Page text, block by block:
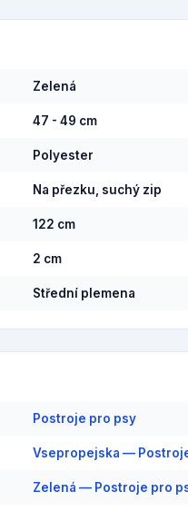
Zelená
47 - 49 cm
Polyester
Na přezku, suchý zip
122 cm
2 cm
Střední plemena
Postroje pro psy
Vsepropejska —
Zelená — Postroje pro